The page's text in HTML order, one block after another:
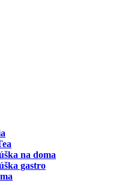
na doma
gastro